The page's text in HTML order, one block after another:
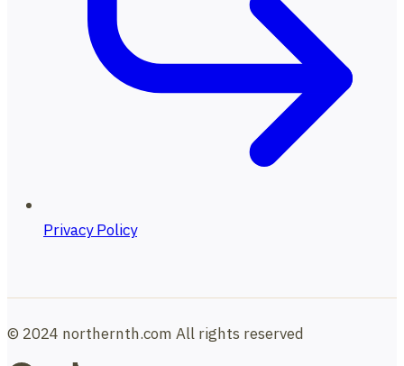
Privacy Policy
© 2024 northernth.com All rights reserved